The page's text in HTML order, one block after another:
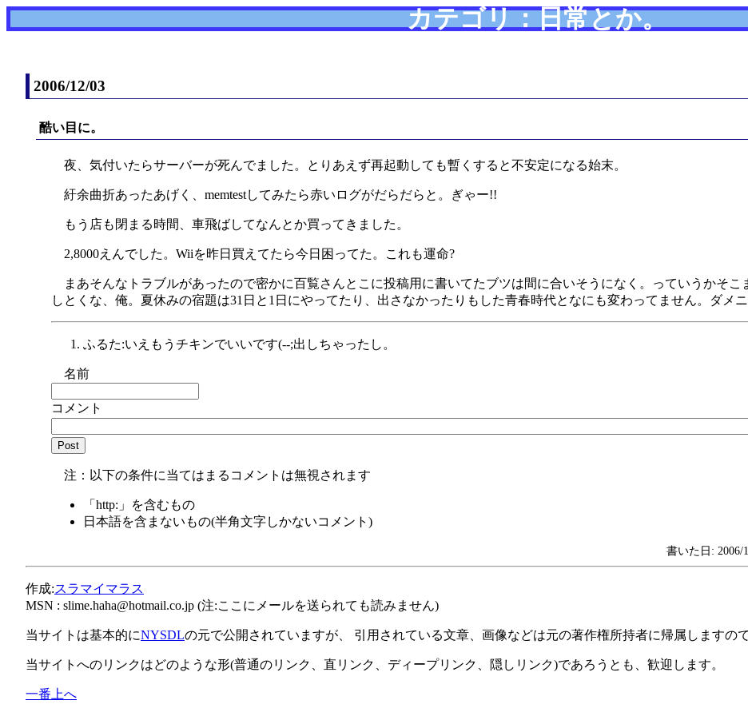
カテゴリ：日常とか。
2006/12/03
酷い目に。
夜、気付いたらサーバーが死んでました。とりあえず再起動しても暫くすると不安定になる始末。
紆余曲折あったあげく、memtestしてみたら赤いログがだらだらと。ぎゃー!!
もう店も閉まる時間、車飛ばしてなんとか買ってきました。
2,8000えんでした。Wiiを昨日買えてたら今日困ってた。これも運命?
まあそんなトラブルがあったので密かに百覧さんとこに投稿用に書いてたブツは間に合いそうになく。っていうかそこ
しとくな、俺。夏休みの宿題は31日と1日にやってたり、出さなかったりもした青春時代となにも変わってません。ダメニ
ふるた:いえもうチキンでいいです(--;出しちゃったし。
名前
コメント
注：以下の条件に当てはまるコメントは無視されます
「http:」を含むもの
日本語を含まないもの(半角文字しかないコメント)
書いた日: 2006/
作成:スラマイマラス
MSN : slime.haha@hotmail.co.jp (注:ここにメールを送られても読みません)
当サイトは基本的にNYSDLの元で公開されていますが、 引用されている文章、画像などは元の著作権所持者に帰属しますの
当サイトへのリンクはどのような形(普通のリンク、直リンク、ディープリンク、隠しリンク)であろうとも、歓迎します。
一番上へ